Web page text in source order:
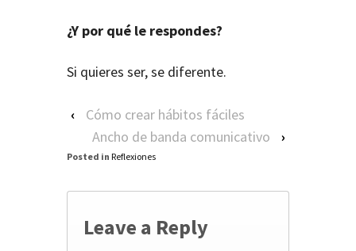
¿Y por qué le respondes?
Si quieres ser, se diferente.
‹
Cómo crear hábitos fáciles
Ancho de banda comunicativo
›
Posted in Reflexiones
Leave a Reply